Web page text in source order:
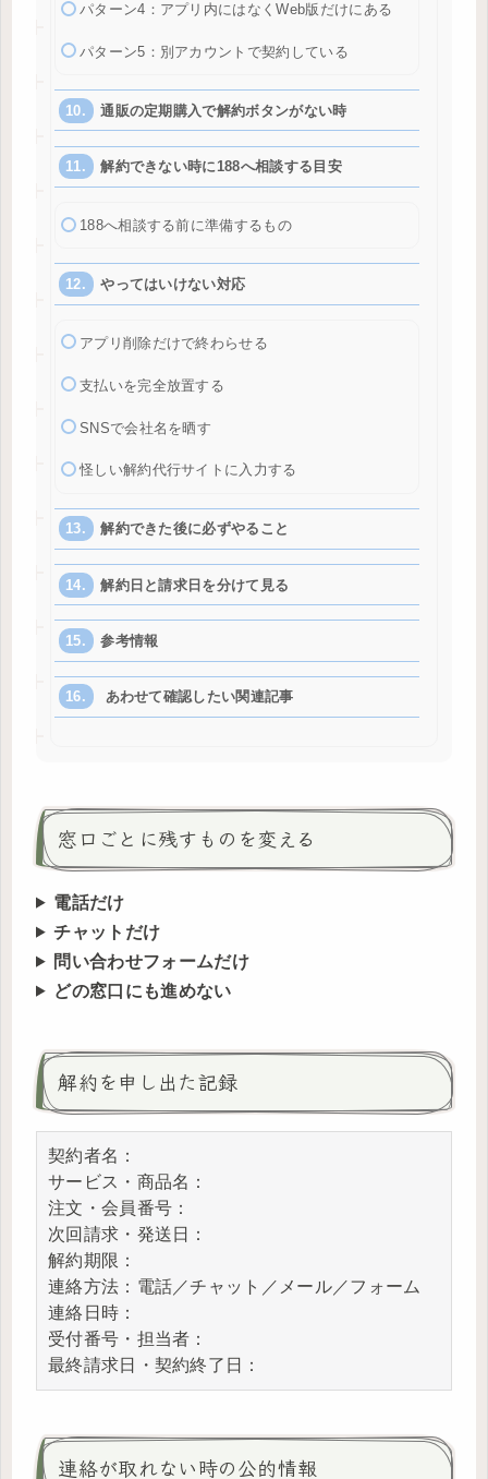
パターン4：アプリ内にはなくWeb版だけにある
パターン5：別アカウントで契約している
通販の定期購入で解約ボタンがない時
解約できない時に188へ相談する目安
188へ相談する前に準備するもの
やってはいけない対応
アプリ削除だけで終わらせる
支払いを完全放置する
SNSで会社名を晒す
怪しい解約代行サイトに入力する
解約できた後に必ずやること
解約日と請求日を分けて見る
参考情報
あわせて確認したい関連記事
窓口ごとに残すものを変える
電話だけ
チャットだけ
問い合わせフォームだけ
どの窓口にも進めない
解約を申し出た記録
契約者名：
サービス・商品名：
注文・会員番号：
次回請求・発送日：
解約期限：
連絡方法：電話／チャット／メール／フォーム
連絡日時：
受付番号・担当者：
最終請求日・契約終了日：
連絡が取れない時の公的情報